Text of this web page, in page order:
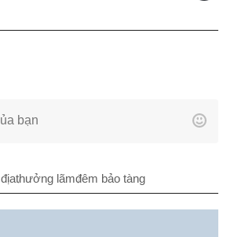
thưởng lãmđêm bảo tàng